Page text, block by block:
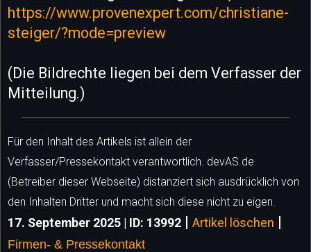
https://www.provenexpert.com/christiane-
steiger/?mode=preview
(Die Bildrechte liegen bei dem Verfasser der
Mitteilung.)
Für den Inhalt des Artikels ist allein der
Verfasser/Pressekontakt verantwortlich. devAS.de
(Betreiber dieser Webseite) distanziert sich ausdrücklich von
den Inhalten Dritter und macht sich diese nicht zu eigen.
17. September 2025 | ID: 13992 | Artikel löschen |
Firmen- & Pressekontakt